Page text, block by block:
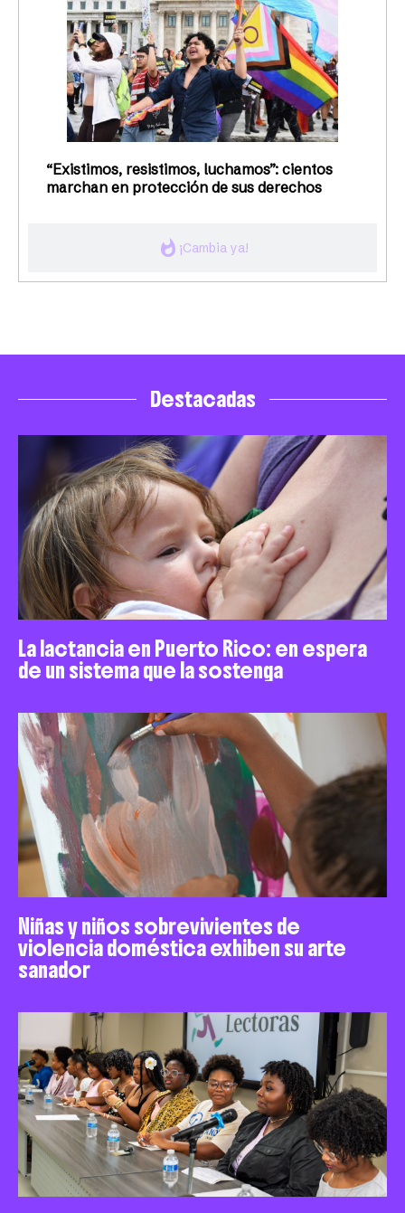
whatshot ¡Cambia ya!
“Existimos, resistimos, luchamos”: cientos
marchan en protección de sus derechos
Destacadas
La lactancia en Puerto Rico: en espera
de un sistema que la sostenga
Niñas y niños sobrevivientes de
violencia doméstica exhiben su arte
sanador